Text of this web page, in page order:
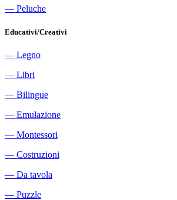
― Peluche
Educativi/Creativi
― Legno
― Libri
― Bilingue
― Emulazione
― Montessori
― Costruzioni
― Da tavola
― Puzzle